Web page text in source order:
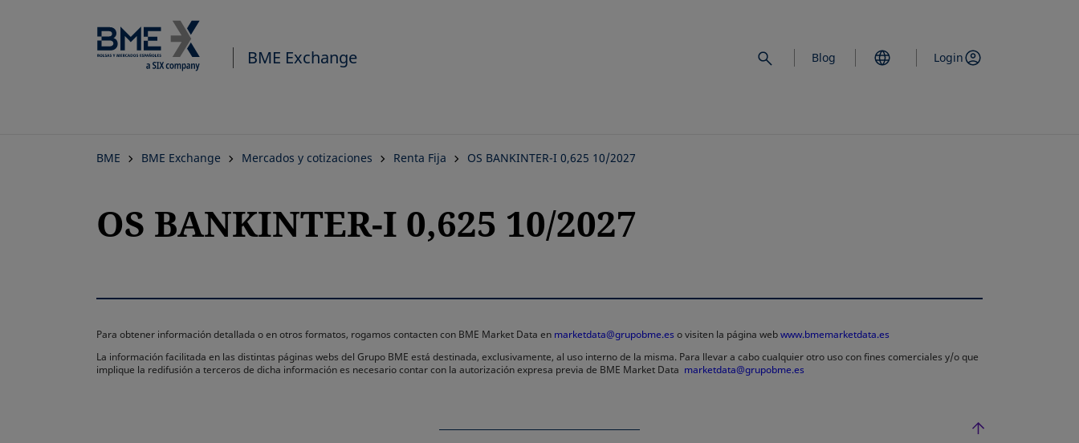
BME Exchange Blog Login
BME BME Exchange Mercados y cotizaciones Renta Fija OS BANKINTER-I 0,625 10/2027
OS BANKINTER-I 0,625 10/2027
Para obtener información detallada o en otros formatos, rogamos contacten con BME Market Data en marketdata@grupobme.es o visiten la página webwww.bmemarketdata.es
La información facilitada en las distintas páginas webs del Grupo BME está destinada, exclusivamente, al uso interno de la misma. Para llevar a cabo cualquier otro uso con fines comerciales y/o que
implique la redifusión a terceros de dicha información es necesario contar con la autorización expresa previa de BME Market Data marketdata@grupobme.es